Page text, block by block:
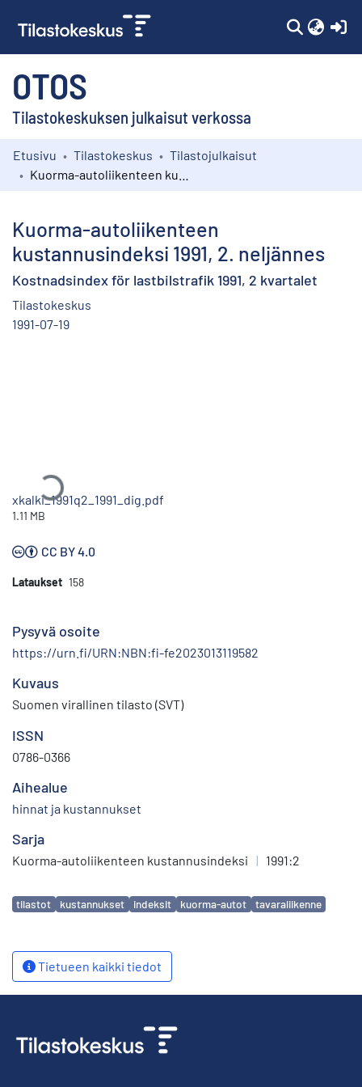
OTOS
Tilastokeskuksen julkaisut verkossa
Kokoelmat
Etusivu Tilastokeskus
Tilastojulkaisut
Kuorma-autoliikenteen
kustannusindeksi 1991, 2. neljännes
Kostnadsindex för lastbilstrafik 1991, 2 kvartalet
Tilastokeskus
1991-07-19
Ladataan...
xkalki_1991q2_1991_dig.pdf
1.11 MB
CC BY 4.0
Lataukset 158
Pysyvä osoite
https://urn.fi/URN:NBN:fi-fe2023013119582
Kuvaus
Suomen virallinen tilasto (SVT)
ISSN
0786-0366
Aihealue
hinnat ja kustannukset
Sarja
Kuorma-autoliikenteen kustannusindeksi | 1991:2
Avainsanat
tilastot kustannukset indeksit kuorma-autot tavaraliikenne
Tietueen kaikki tiedot